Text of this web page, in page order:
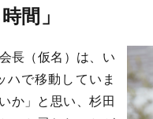
間」
長（仮名）は、い
で移動していま
か」と思い、杉田